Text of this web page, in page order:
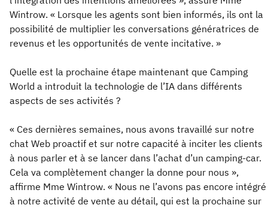
Wintrow. « Lorsque les agents sont bien informés, ils ont la
possibilité de multiplier les conversations génératrices de
revenus et les opportunités de vente incitative. »
Quelle est la prochaine étape maintenant que Camping
World a introduit la technologie de l’IA dans différents
aspects de ses activités ?
« Ces dernières semaines, nous avons travaillé sur notre
chat Web proactif et sur notre capacité à inciter les clients
à nous parler et à se lancer dans l’achat d’un camping-car.
Cela va complètement changer la donne pour nous »,
affirme Mme Wintrow. « Nous ne l’avons pas encore intégré
à notre activité de vente au détail, qui est la prochaine sur